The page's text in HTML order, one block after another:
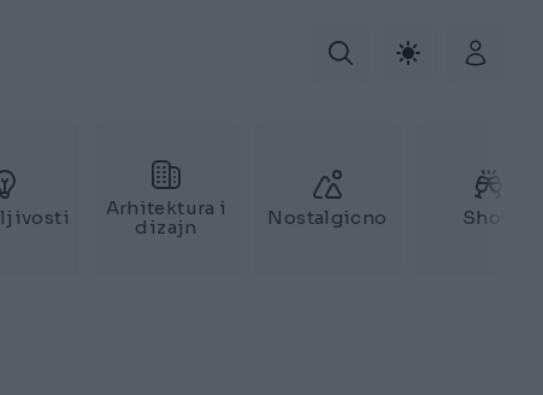
Arhitektura i
dizajn
Nostalgicno Show